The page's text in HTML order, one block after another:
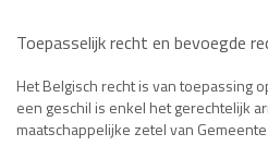
Toepasselijk recht en bevoegde
Het Belgisch recht is van toepassing
een geschil is enkel het gerechtelijk
maatschappelijke zetel van